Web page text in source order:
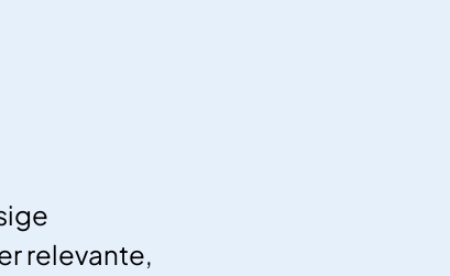
relevante,